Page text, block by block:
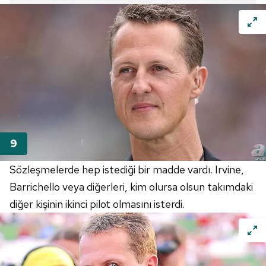
Sözleşmelerde hep istediği bir madde vardı. Irvine,
Barrichello veya diğerleri, kim olursa olsun takımdaki
diğer kişinin ikinci pilot olmasını isterdi.